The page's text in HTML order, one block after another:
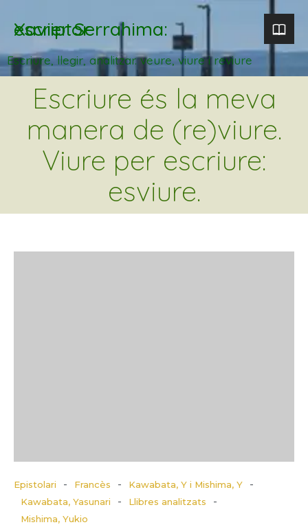
Xavier Serrahima: escriptor
Escriure, llegir, analitzar. veure, viure i reviure
Escriure és la meva
manera de (re)viure.
Viure per escriure:
esviure.
Epistolari - Francès - Kawabata, Y i Mishima, Y -
Kawabata, Yasunari - Llibres analitzats -
Mishima, Yukio